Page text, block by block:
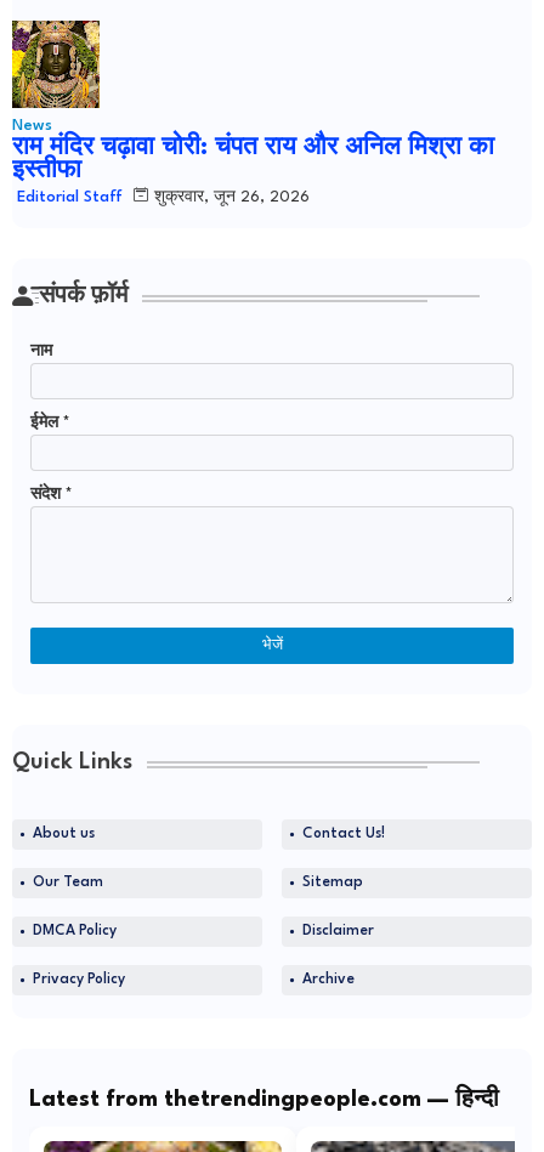
News
राम मंदिर चढ़ावा चोरी: चंपत राय और अनिल मिश्रा का
इस्तीफा
Editorial Staff शुक्रवार, जून 26, 2026
संपर्क फ़ॉर्म
नाम
ईमेल *
संदेश *
Quick Links
About us Contact Us!
Our Team Sitemap
DMCA Policy Disclaimer
Privacy Policy Archive
Latest from thetrendingpeople.com — हिन्दी